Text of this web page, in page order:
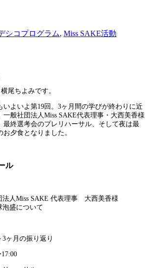
シコプログラム, Miss SAKE活動
尾ちよみです。
よいよ第19回。 3ヶ月間の学びが終わりに近
一般社団法人Miss SAKE代表理事・大西美香様
最終選考会のプレリハーサル、そして夜は最
夕食となりました。
ル
法人Miss SAKE 代表理事 大西美香様
泡盛について
ヶ月の振り返り